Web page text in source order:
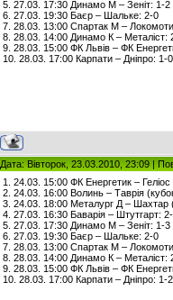
5. 27.03. 17:30 Динамо М – Зеніт: 1-2
6. 27.03. 19:30 Баєр – Шальке: 2-0
7. 28.03. 13:00 Спартак М –
8. 28.03. 14:00 Динамо К – Металіст:
9. 28.03. 15:00 ФК Львів – ФК
10. 28.03. 17:00 Карпати – Дніпро: 1-0
Дата: Вівторок, 23.03.2010, 23:09 |
1. 24.03. 15:00 ФК Енергетик – Геліос
2. 24.03. 16:00 Волинь – Таврія
3. 24.03. 18:00 Металург Д – Шахтар
4. 27.03. 16:30 Баварія – Штутгарт:
5. 27.03. 17:30 Динамо М – Зеніт: 1-3
6. 27.03. 19:30 Баєр – Шальке: 2-0
7. 28.03. 13:00 Спартак М –
8. 28.03. 14:00 Динамо К – Металіст:
9. 28.03. 15:00 ФК Львів – ФК
10. 28.03. 17:00 Карпати – Дніпро: 1-2